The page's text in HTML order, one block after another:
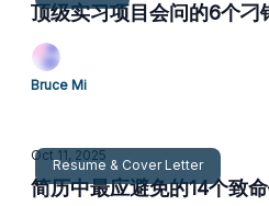
顶级实习项目会问的6个刁
Bruce Mi
Resume & Cover Letter
Oct 11, 2025
简历中最应避免的14个致